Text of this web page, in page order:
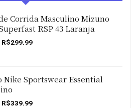
Corrida Masculino Mizuno
RSP 43 Laranja
O
R$299.99O
Nike Sportswear Essential
O
R$339.99O